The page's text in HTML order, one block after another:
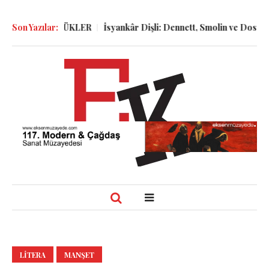
Son Yazılar:
GÜNLÜKLER İsyankâr Dişli: Dennett, Smolin ve
LITERA MANŞET